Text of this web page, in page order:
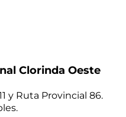
Clorinda Oeste
y Ruta Provincial 86.